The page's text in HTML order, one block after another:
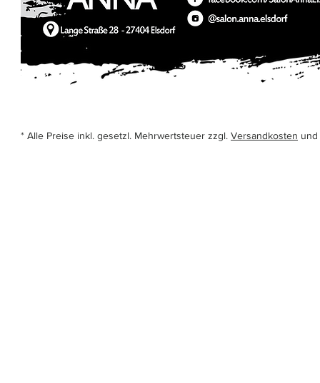
* Alle Preise inkl. gesetzl. Mehrwertsteuer zzgl. Versandkosten